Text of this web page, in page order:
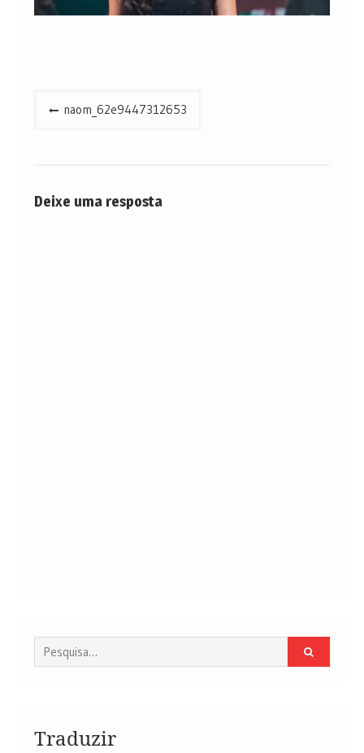
Navegação
naom_62e9447312653
Deixe uma resposta
Procurar
por:
Traduzir